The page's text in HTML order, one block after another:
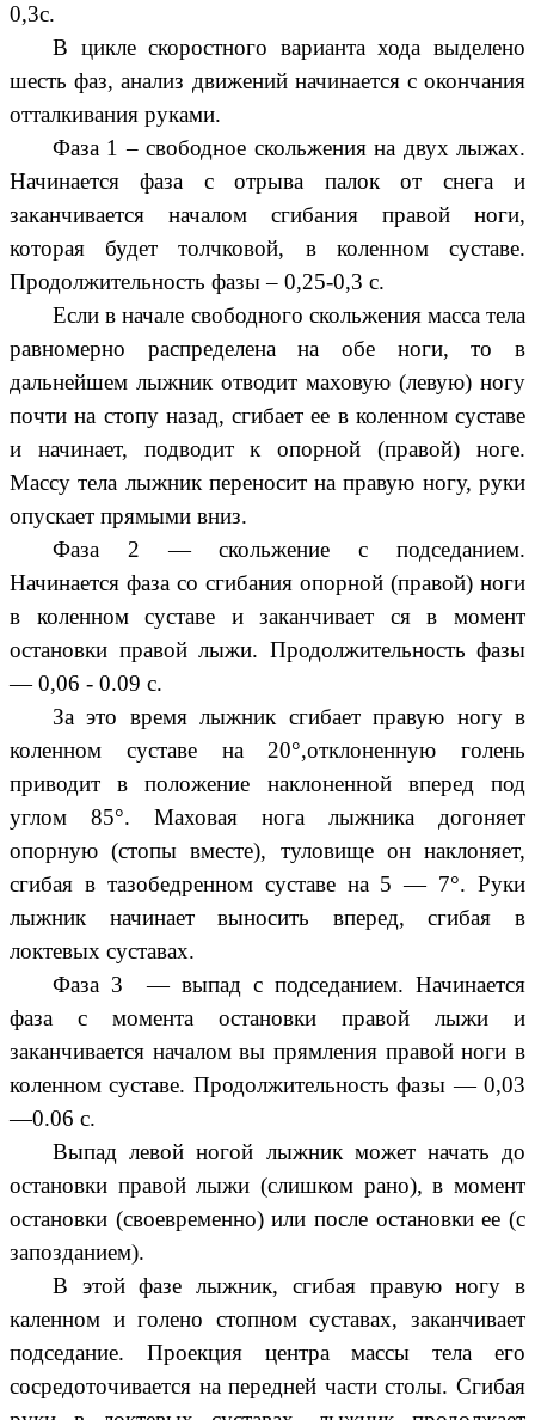
0,3с.
В цикле скоростного варианта хода выделено
шесть фаз, анализ движений начинается с окончания
отталкивания руками.
Фаза 1 – свободное скольжения на двух лыжах.
Начинается фаза с отрыва палок от снега и
заканчивается началом сгибания правой ноги,
которая будет толчковой, в коленном суставе.
Продолжительность фазы – 0,25-0,3 с.
Если в начале свободного скольжения масса тела
равномерно распределена на обе ноги, то в
дальнейшем лыжник отводит маховую (левую) ногу
почти на стопу назад, сгибает ее в коленном суставе
и начинает, подводит к опорной (правой) ноге.
Массу тела лыжник переносит на правую ногу, руки
опускает прямыми вниз.
Фаза 2 — скольжение с подседанием.
Начинается фаза со сгибания опорной (правой) ноги
в коленном суставе и заканчивает ся в момент
остановки правой лыжи. Продолжительность фазы
— 0,06 - 0.09 с.
За это время лыжник сгибает правую ногу в
коленном суставе на 20°,отклоненную голень
приводит в положение наклоненной вперед под
углом 85°. Маховая нога лыжника догоняет
опорную (стопы вместе), туловище он наклоняет,
сгибая в тазобедренном суставе на 5 — 7°. Руки
лыжник начинает выносить вперед, сгибая в
локтевых суставах.
Фаза 3 — выпад с подседанием. Начинается
фаза с момента остановки правой лыжи и
заканчивается началом вы прямления правой ноги в
коленном суставе. Продолжительность фазы — 0,03
—0.06 с.
Выпад левой ногой лыжник может начать до
остановки правой лыжи (слишком рано), в момент
остановки (своевременно) или после остановки ее (с
запозданием).
В этой фазе лыжник, сгибая правую ногу в
каленном и голено стопном суставах, заканчивает
подседание. Проекция центра массы тела его
сосредоточивается на передней части столы. Сгибая